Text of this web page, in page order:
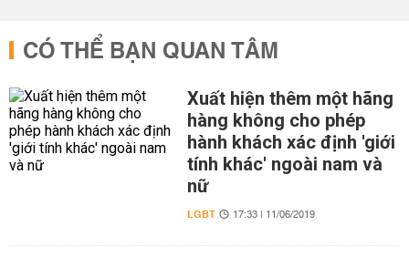
CÓ THỂ BẠN QUAN TÂM
Xuất hiện thêm một hãng
hàng không cho phép
hành khách xác định 'giới
tính khác' ngoài nam và
nữ
LGBT 17:33 | 11/06/2019